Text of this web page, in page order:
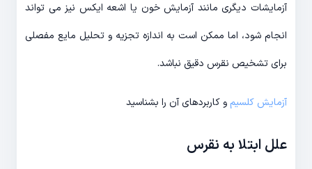
آزمایشات دیگری مانند آزمایش خون یا اشعه ایکس نیز می تواند
انجام شود، اما ممکن است به اندازه تجزیه و تحلیل مایع مفصلی
برای تشخیص نقرس دقیق نباشد.
آزمایش کلسیم و کاربردهای آن را بشناسید
علل ابتلا به نقرس